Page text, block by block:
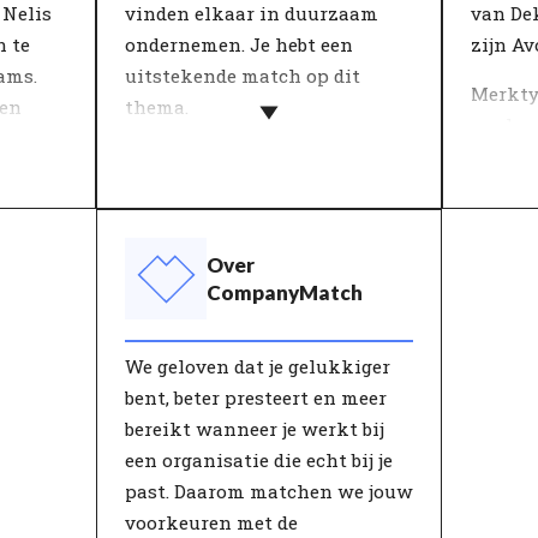
positieve invloed op
werktevredenheid.
krijgen
te
vinden elkaar in duurzaam
ondernemen. Je hebt een
uitstekende match op dit
thema.
komen samen in dit thema.
Wat is belangrijk in het werk
en leven? Mensen die werken
bij een organisatie met een
ambitie waar zij echt in
geloven vinden meer betekenis
aan hun werk.
van
zijn
Over
CompanyMatch
We geloven dat je gelukkiger
bent, beter presteert en meer
bereikt wanneer je werkt bij
een organisatie die echt bij je
past. Daarom matchen we jouw
voorkeuren met de